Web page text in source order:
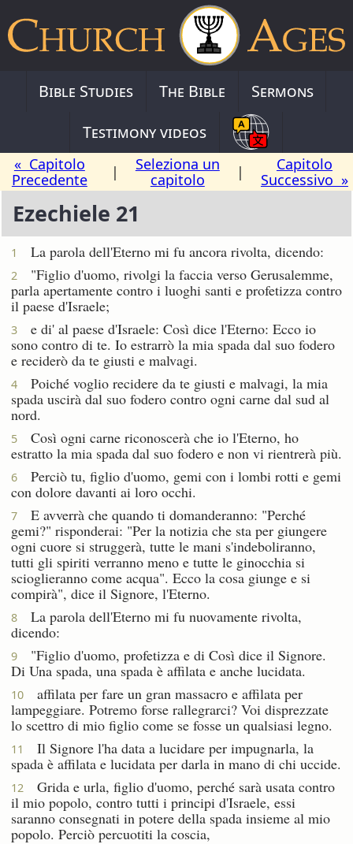
Bible Studies The Bible
Sermons
Testimony videos
« Capitolo
Precedente
|
Seleziona un
capitolo
|
Capitolo
Successivo »
Ezechiele 21
1 La parola dell'Eterno mi fu ancora rivolta, dicendo:
2
"Figlio d'uomo, rivolgi la faccia verso Gerusalemme,
parla apertamente contro i luoghi santi e profetizza contro
il paese d'Israele;
3
e di' al paese d'Israele: Così dice l'Eterno: Ecco io
sono contro di te. Io estrarrò la mia spada dal suo fodero
e reciderò da te giusti e malvagi.
4
Poiché voglio recidere da te giusti e malvagi, la mia
spada uscirà dal suo fodero contro ogni carne dal sud al
nord.
5
Così ogni carne riconoscerà che io l'Eterno, ho
estratto la mia spada dal suo fodero e non vi rientrerà più.
6
Perciò tu, figlio d'uomo, gemi con i lombi rotti e gemi
con dolore davanti ai loro occhi.
7
E avverrà che quando ti domanderanno: "Perché
gemi?" risponderai: "Per la notizia che sta per giungere
ogni cuore si struggerà, tutte le mani s'indeboliranno,
tutti gli spiriti verranno meno e tutte le ginocchia si
scioglieranno come acqua". Ecco la cosa giunge e si
compirà", dice il Signore, l'Eterno.
8
La parola dell'Eterno mi fu nuovamente rivolta,
dicendo:
9
"Figlio d'uomo, profetizza e di Così dice il Signore.
Di Una spada, una spada è affilata e anche lucidata.
10
affilata per fare un gran massacro e affilata per
lampeggiare. Potremo forse rallegrarci? Voi disprezzate
lo scettro di mio figlio come se fosse un qualsiasi legno.
11
Il Signore l'ha data a lucidare per impugnarla, la
spada è affilata e lucidata per darla in mano di chi uccide.
12
Grida e urla, figlio d'uomo, perché sarà usata contro
il mio popolo, contro tutti i principi d'Israele, essi
saranno consegnati in potere della spada insieme al mio
popolo. Perciò percuotiti la coscia,